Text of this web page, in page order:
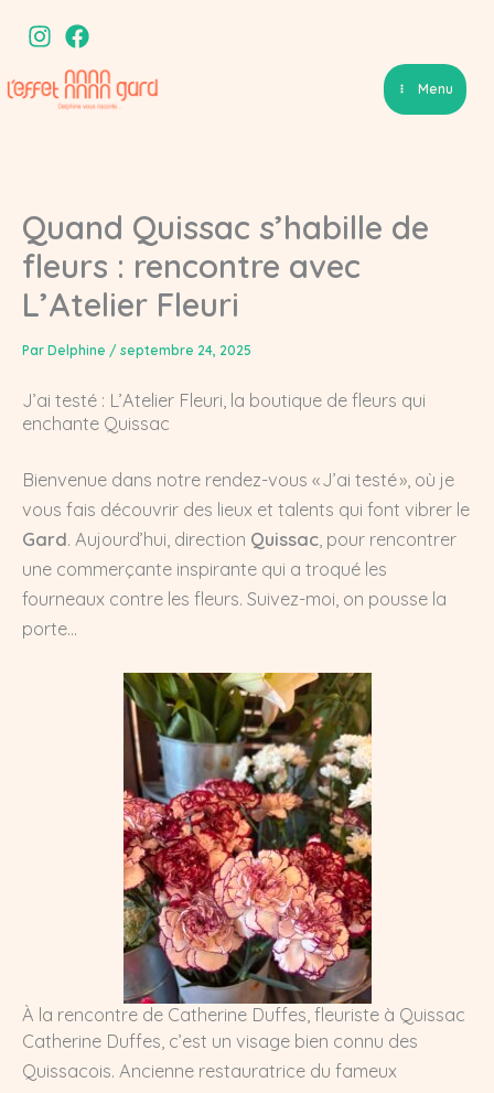
contenu
Menu
Quand Quissac s’habille de
fleurs : rencontre avec
L’Atelier Fleuri
Par Delphine / septembre 24, 2025
J’ai testé : L’Atelier Fleuri, la boutique de fleurs qui
enchante Quissac
Bienvenue dans notre rendez-vous « J’ai testé », où je
vous fais découvrir des lieux et talents qui font vibrer le
Gard. Aujourd’hui, direction Quissac, pour rencontrer
une commerçante inspirante qui a troqué les
fourneaux contre les fleurs. Suivez-moi, on pousse la
porte…
À la rencontre de Catherine Duffes, fleuriste à Quissac
Catherine Duffes, c’est un visage bien connu des
Quissacois. Ancienne restauratrice du fameux